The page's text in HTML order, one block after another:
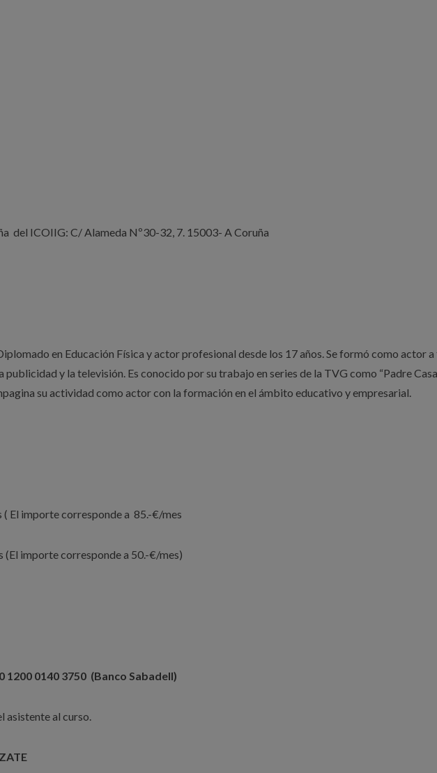
del ICOIIG: C/ Alameda Nº30-32, 7. 15003- A Coruña
en Educación Física y actor profesional desde los 17 años. Se formó como actor
publicidad y la televisión. Es conocido por su trabajo en series de la TVG como “Padre
su actividad como actor con la formación en el ámbito educativo y empresarial.
El importe corresponde a 85.-€/mes
(El importe corresponde a 50.-€/mes)
1200 0140 3750 (Banco Sabadell)
asistente al curso.